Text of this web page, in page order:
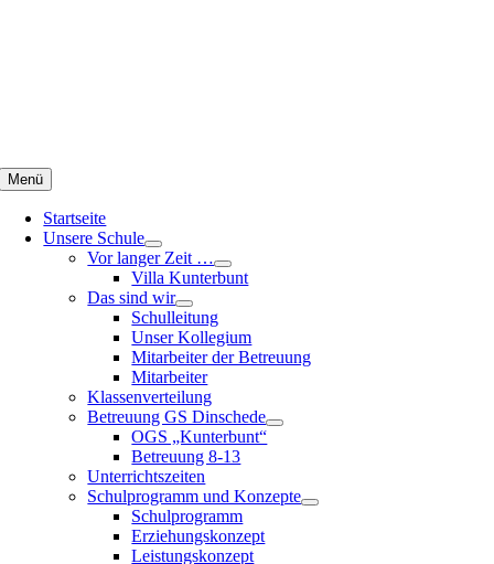
Menü
Startseite
Unsere Schule
Vor langer Zeit …
Villa Kunterbunt
Das sind wir
Schulleitung
Unser Kollegium
Mitarbeiter der Betreuung
Mitarbeiter
Klassenverteilung
Betreuung GS Dinschede
OGS „Kunterbunt“
Betreuung 8-13
Unterrichtszeiten
Schulprogramm und Konzepte
Schulprogramm
Erziehungskonzept
Leistungskonzept